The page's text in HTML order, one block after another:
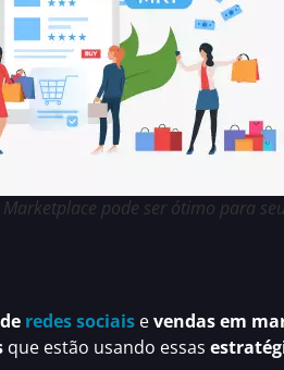
pode ser ótimo para
redes sociais evendas em
que estão usando essas